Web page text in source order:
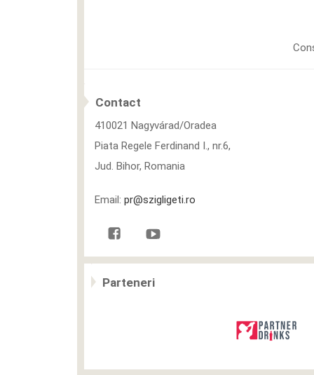
Contact
410021 Nagyvárad/Oradea
Piata Regele Ferdinand I., nr.6,
Jud. Bihor, Romania
Email: pr@szigligeti.ro
Parteneri